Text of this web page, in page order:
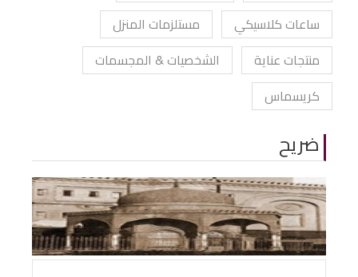
ساعات كلاسيكي
مستلزمات المنزل
منتجات عناية
الشخصيات & المجسمات
كريسماس
ضريح